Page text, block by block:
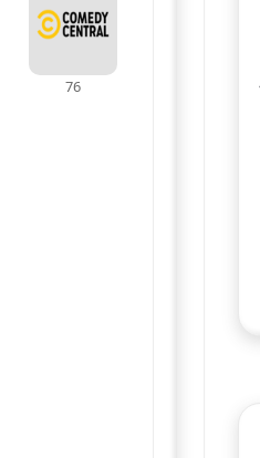
76